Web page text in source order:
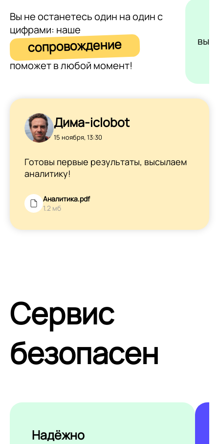
Вы не останетесь один на один с
цифрами: наше
сопровождение
поможет в любой момент!
Дима-iclobot
15 ноября, 13:30
Готовы первые результаты, высылаем
аналитику!
Аналитика.pdf
1.2 мб
Сервис
безопасен
Надёжно